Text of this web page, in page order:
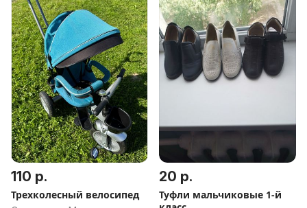
110 р.
Трехколесный велосипед
20 р.
Туфли мальчиковые 1-й